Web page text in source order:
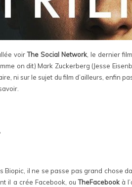
voirThe Social Network, le dernier
on dit) Mark Zuckerberg (Jesse
ni sur le sujet du film d’ailleurs, enfin
Biopic, il ne se passe pas grand chose
il a crée Facebook, ouTheFacebookà